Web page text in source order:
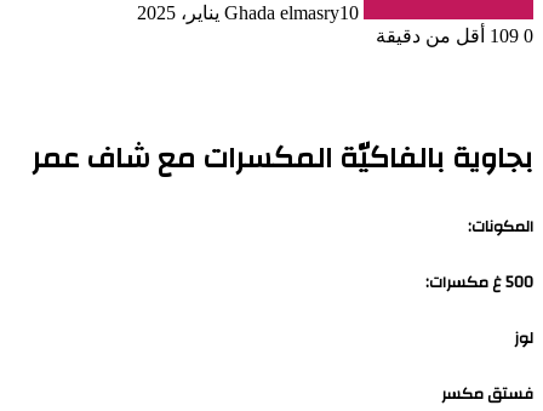
Ghada elmasry10 يناير، 2025
0
أقل من دقيقة
بجاوية بالفاكيّة المكسرات مع شاف عمر
المكونات:
500 غ مكسرات:
لوز
فستق مكسر